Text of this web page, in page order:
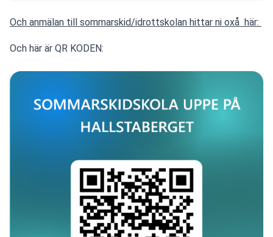
Och anmälan till sommarskid/idrottskolan hittar ni oxå  här:
Och här är QR KODEN: